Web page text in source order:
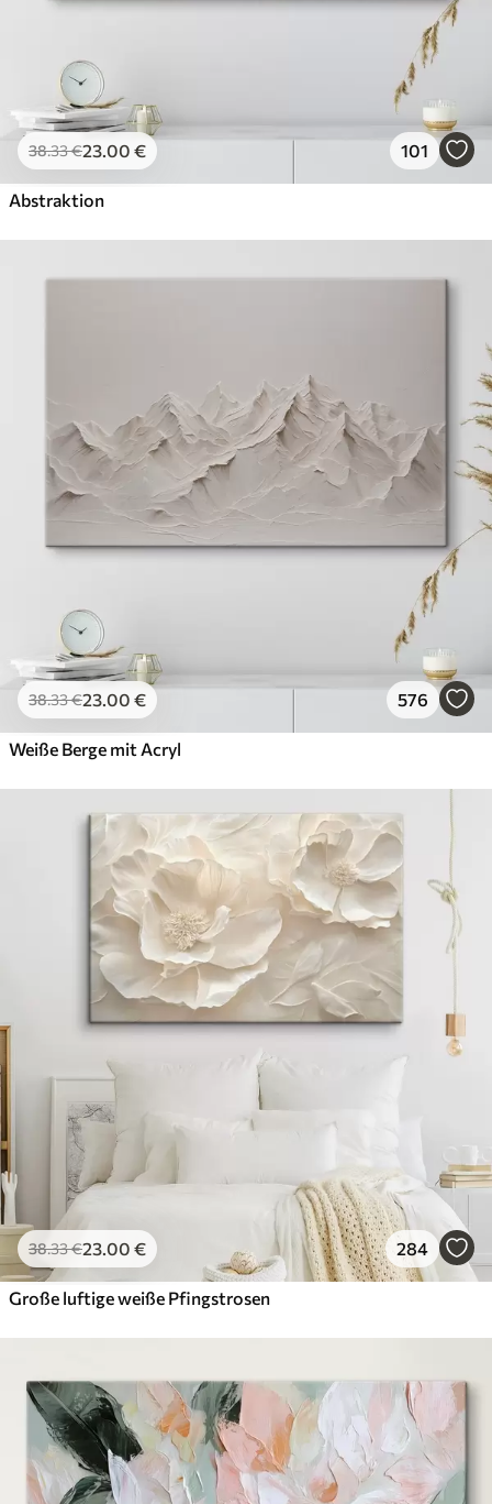
38.33€23.00 € 101
Abstraktion
38.33€23.00 € 576
Weiße Berge mit Acryl
38.33€23.00 € 284
Große luftige weiße Pfingstrosen